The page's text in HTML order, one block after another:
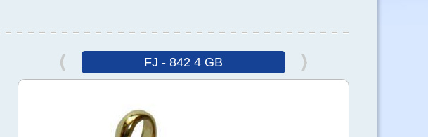
FJ - 842 4 GB